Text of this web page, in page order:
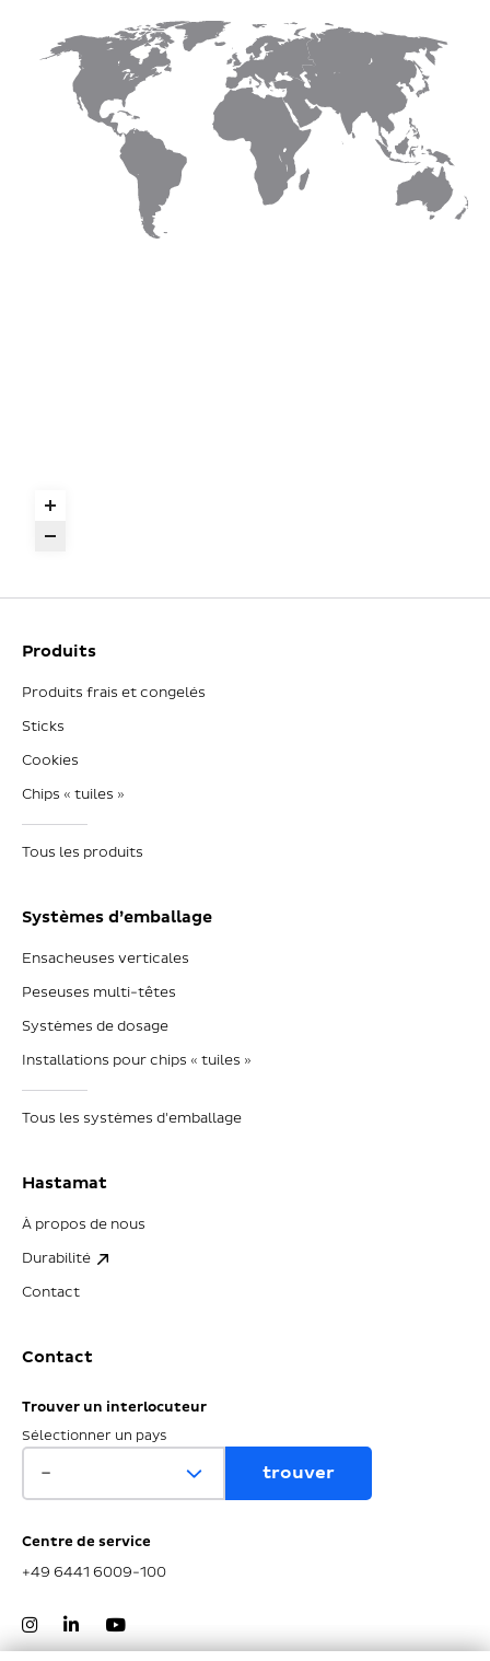
Produits
Produits frais et congelés
Sticks
Cookies
Chips « tuiles »
Tous les produits
Systèmes d’emballage
Ensacheuses verticales
Peseuses multi-têtes
Systèmes de dosage
Installations pour chips « tuiles »
Tous les systèmes d'emballage
Hastamat
À propos de nous
Durabilité
Contact
Contact
Trouver un interlocuteur
Sélectionner un pays
Centre de service
+49 6441 6009-100